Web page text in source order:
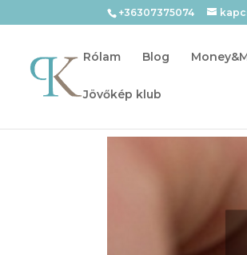
+36307375074
Rólam Blog
Jövőkép klub